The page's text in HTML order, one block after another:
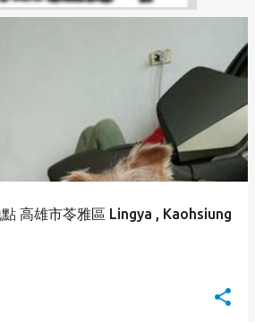
高雄市苓雅區 Lingya , Kaohsiung